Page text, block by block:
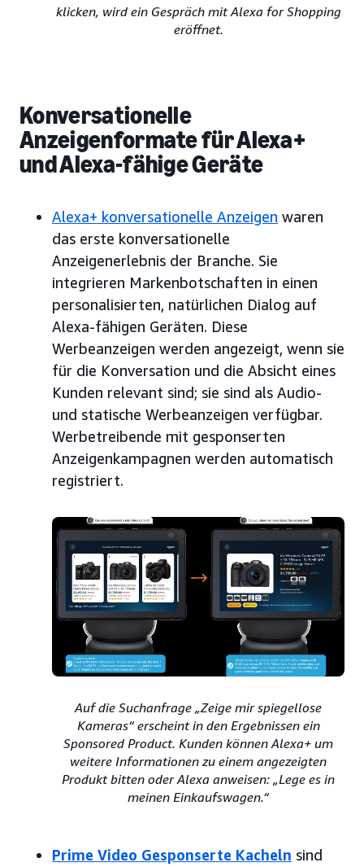
klicken, wird ein Gespräch mit Alexa for Shopping
eröffnet.
Konversationelle
Anzeigenformate für Alexa+
und Alexa-fähige Geräte
Alexa+ konversationelle Anzeigen waren
das erste konversationelle
Anzeigenerlebnis der Branche. Sie
integrieren Markenbotschaften in einen
personalisierten, natürlichen Dialog auf
Alexa-fähigen Geräten. Diese
Werbeanzeigen werden angezeigt, wenn sie
für die Konversation und die Absicht eines
Kunden relevant sind; sie sind als Audio-
und statische Werbeanzeigen verfügbar.
Werbetreibende mit gesponserten
Anzeigenkampagnen werden automatisch
registriert.
Auf die Suchanfrage „Zeige mir spiegellose
Kameras“ erscheint in den Ergebnissen ein
Sponsored Product. Kunden können Alexa+ um
weitere Informationen zu einem angezeigten
Produkt bitten oder Alexa anweisen: „Lege es in
meinen Einkaufswagen.“
Prime Video Gesponserte Kacheln sind